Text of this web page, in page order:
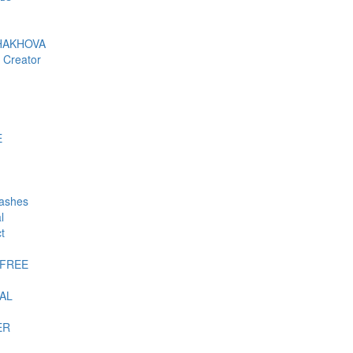
Creator